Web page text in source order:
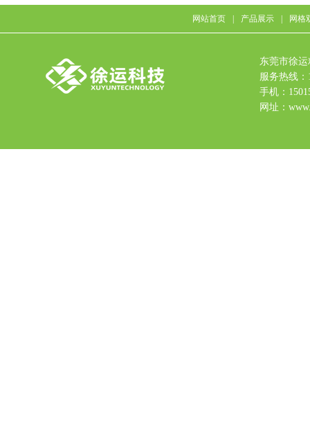
网站首页 产品展示 网格
东莞市徐
服务热线：
手机：
网址：